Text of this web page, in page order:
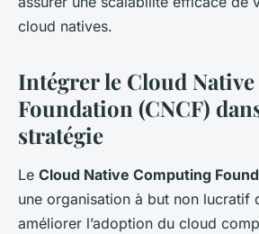
cloud natives.
Intégrer le Cloud
Foundation (CNCF)
stratégie
Le Cloud Native Computing
une organisation à but non lucratif
améliorer l’adoption du cloud